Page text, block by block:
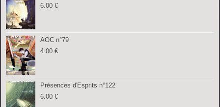
6.00€
AOC n°79
4.00€
Présences d'Esprits n°122
6.00€